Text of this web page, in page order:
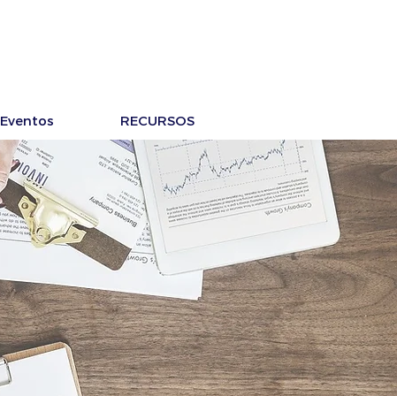
Eventos RECURSOS